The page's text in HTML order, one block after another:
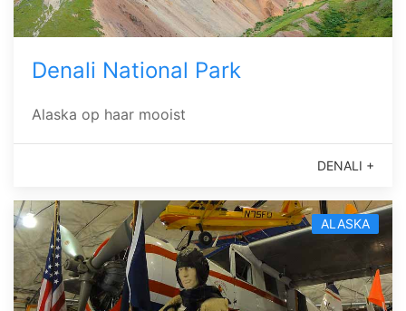
Denali National Park
Alaska op haar mooist
DENALI +
ALASKA